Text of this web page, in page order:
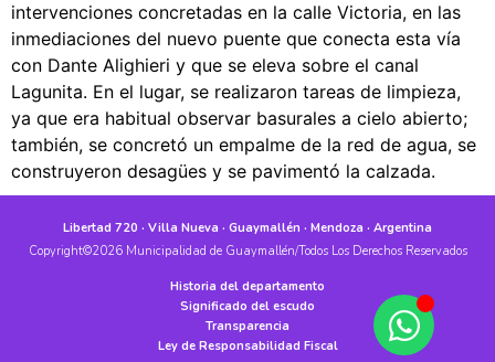
intervenciones concretadas en la calle Victoria, en las
inmediaciones del nuevo puente que conecta esta vía
con Dante Alighieri y que se eleva sobre el canal
Lagunita. En el lugar, se realizaron tareas de limpieza,
ya que era habitual observar basurales a cielo abierto;
también, se concretó un empalme de la red de agua, se
construyeron desagües y se pavimentó la calzada.
Libertad 720 · Villa Nueva · Guaymallén · Mendoza · Argentina
Copyright©2026 Municipalidad de Guaymallén/Todos Los Derechos Reservados
Historia del departamento
Significado del escudo
Transparencia
Ley de Responsabilidad Fiscal